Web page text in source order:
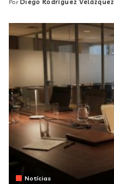
Posted
Por
Notícias